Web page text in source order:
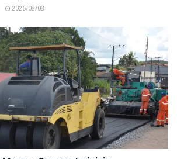
2026/08/08